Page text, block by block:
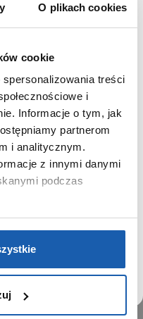
O plikach cookies
cookie
treści
i
Informacje o tym, jak
partnerom
i analitycznym.
z innymi danymi
podczas
analitycznych,
w tym aby analizować
jej działanie oraz
preferencje.